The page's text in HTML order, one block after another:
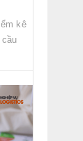
kê